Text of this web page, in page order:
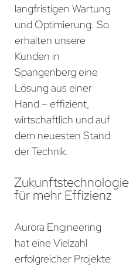
langfristigen Wartung
und Optimierung. So
erhalten unsere
Kunden in
Spangenberg eine
Lösung aus einer
Hand – effizient,
wirtschaftlich und auf
dem neuesten Stand
der Technik.
Zukunftstechnologie
für mehr Effizienz
Aurora Engineering
hat eine Vielzahl
erfolgreicher Projekte